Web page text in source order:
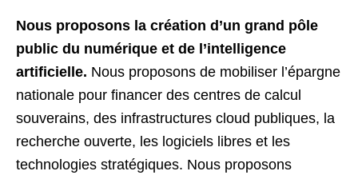
Nous proposons la création d’un grand pôle
public du numérique et de l’intelligence
artificielle. Nous proposons de mobiliser l’épargne
nationale pour financer des centres de calcul
souverains, des infrastructures cloud publiques, la
recherche ouverte, les logiciels libres et les
technologies stratégiques. Nous proposons